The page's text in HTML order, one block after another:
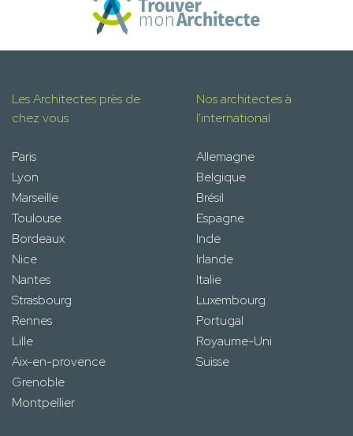
Les Architectes près de
chez vous
Paris
Lyon
Marseille
Toulouse
Bordeaux
Nice
Nantes
Strasbourg
Rennes
Lille
Aix-en-provence
Grenoble
Montpellier
Nos architectes à
l'international
Allemagne
Belgique
Brésil
Espagne
Inde
Irlande
Italie
Luxembourg
Portugal
Royaume-Uni
Suisse